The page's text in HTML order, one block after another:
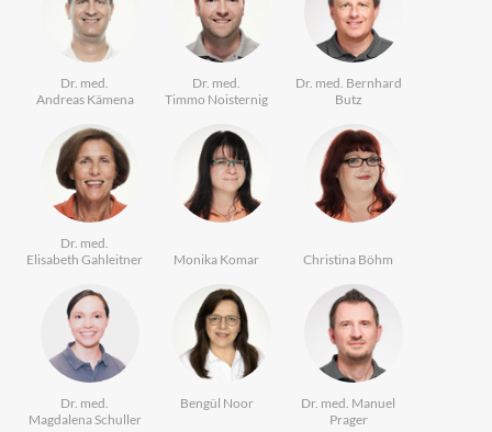
Dr. med.
Andreas Kämena
Dr. med.
Timmo Noisternig
Dr. med. Bernhard
Butz
Dr. med.
Elisabeth Gahleitner
Monika Komar Christina Böhm
Dr. med.
Magdalena Schuller
Bengül Noor
Dr. med. Manuel
Prager